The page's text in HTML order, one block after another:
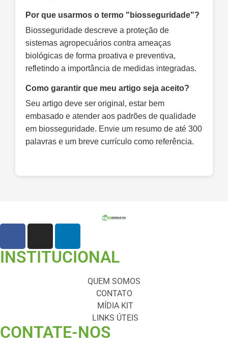
Por que usarmos o termo "biosseguridade"?
Biosseguridade descreve a proteção de
sistemas agropecuários contra ameaças
biológicas de forma proativa e preventiva,
refletindo a importância de medidas integradas.
Como garantir que meu artigo seja aceito?
Seu artigo deve ser original, estar bem
embasado e atender aos padrões de qualidade
em biosseguridade. Envie um resumo de até 300
palavras e um breve currículo como referência.
INSTITUCIONAL
QUEM SOMOS
CONTATO
MÍDIA KIT
LINKS ÚTEIS
CONTATE-NOS ​